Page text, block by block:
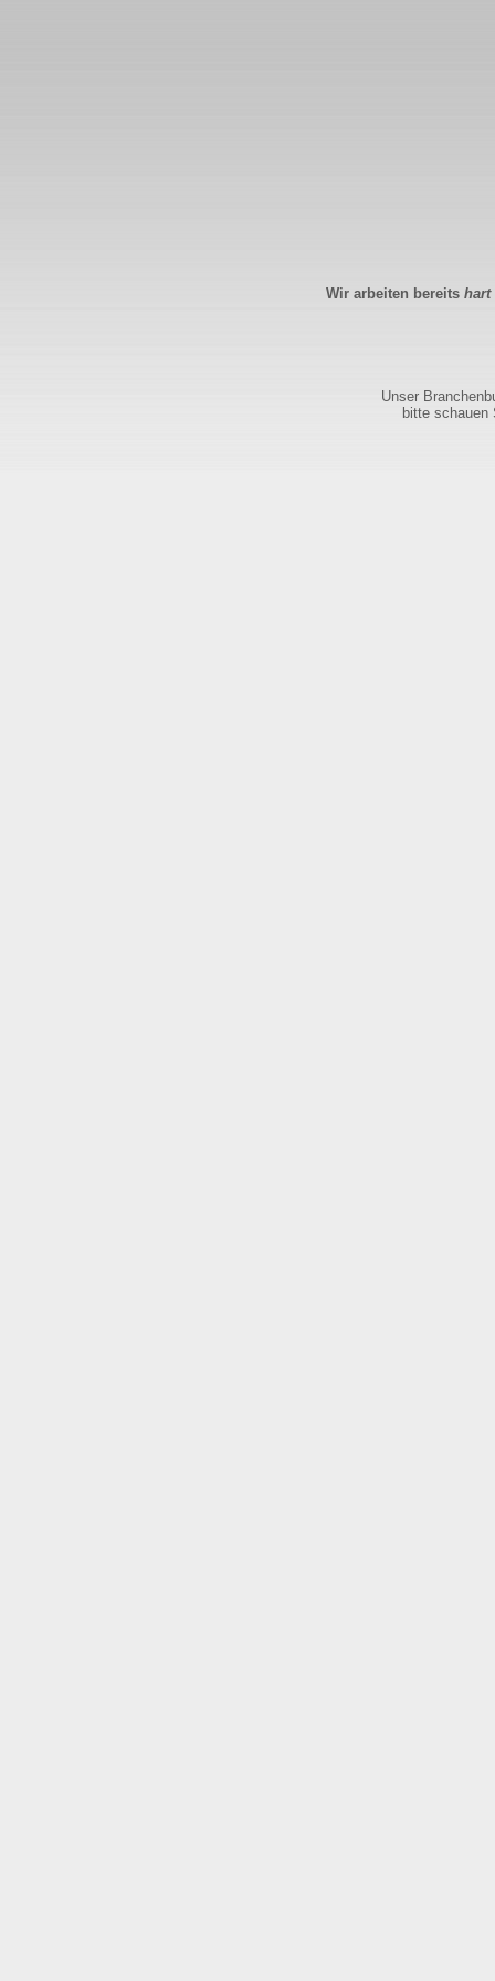
Wir arbeiten bereits hart
Unser
bitte schauen